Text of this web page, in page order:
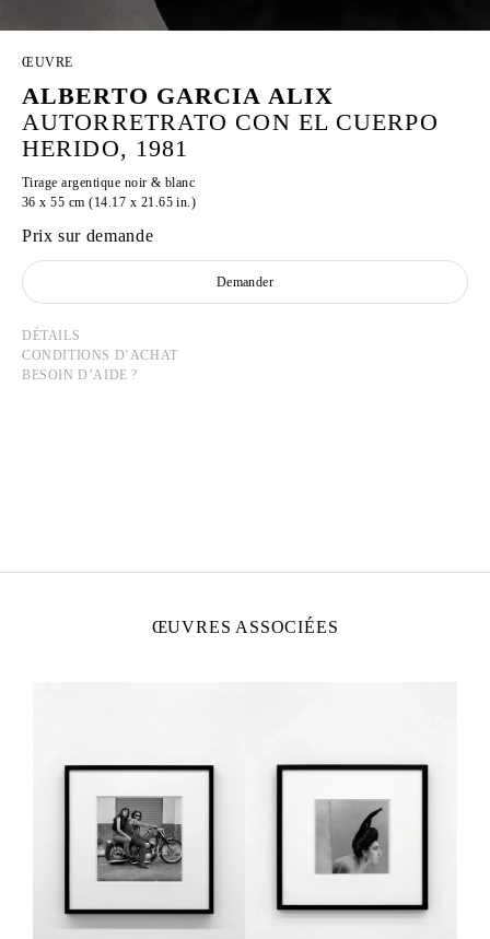
ŒUVRE
ALBERTO GARCIA ALIX
AUTORRETRATO CON EL CUERPO
HERIDO, 1981
Tirage argentique noir & blanc
36 x 55 cm (14.17 x 21.65 in.)
Prix sur demande
Demander
DÉTAILS
CONDITIONS D’ACHAT
BESOIN D’AIDE ?
ŒUVRES ASSOCIÉES